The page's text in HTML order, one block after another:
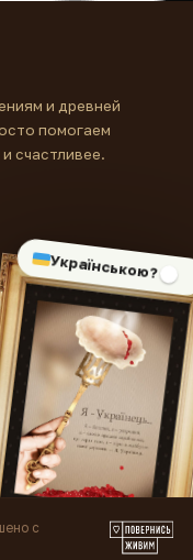
Українською?
и древней
помогаем
счастливее.
с